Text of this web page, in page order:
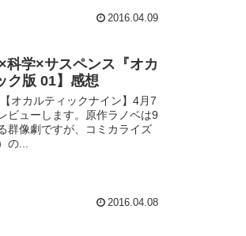
2016.04.09
科学×サスペンス『オカ
ク版 01】感想
オカルティックナイン】4月7
ビューします。原作ラノベは9
群像劇ですが、コミカライズ
の...
2016.04.08